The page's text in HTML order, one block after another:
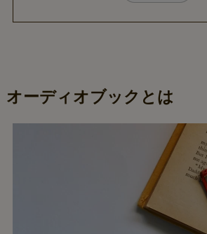
オーディオブックとは